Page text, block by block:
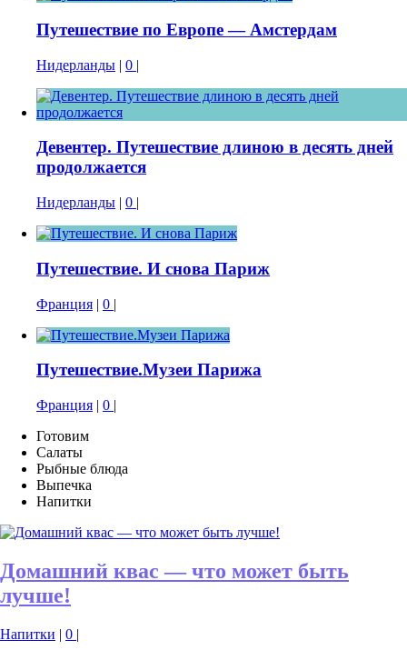
Путешествие по Европе — Амстердам
Нидерланды | 0 |
Девентер. Путешествие длиною в десять дней
продолжается
Нидерланды | 0 |
Путешествие. И снова Париж
Франция | 0 |
Путешествие.Музеи Парижа
Франция | 0 |
Готовим
Салаты
Рыбные блюда
Выпечка
Напитки
Домашний квас — что может быть
лучше!
Напитки | 0 |